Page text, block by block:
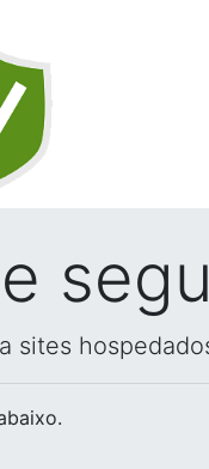
sites